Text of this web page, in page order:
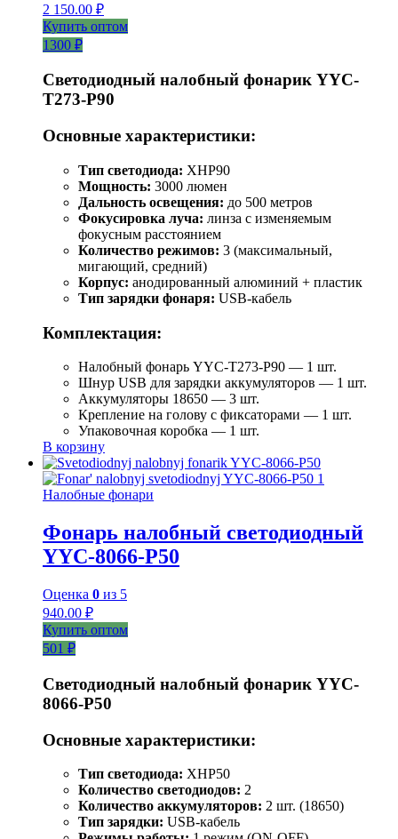
2 150.00 ₽
Купить оптом
1300 ₽
Светодиодный налобный фонарик YYC-
T273-P90
Основные характеристики:
Тип светодиода: XHP90
Мощность: 3000 люмен
Дальность освещения: до 500 метров
Фокусировка луча: линза с изменяемым
фокусным расстоянием
Количество режимов: 3 (максимальный,
мигающий, средний)
Корпус: анодированный алюминий + пластик
Тип зарядки фонаря: USB-кабель
Комплектация:
Налобный фонарь YYC-T273-P90 — 1 шт.
Шнур USB для зарядки аккумуляторов — 1 шт.
Аккумуляторы 18650 — 3 шт.
Крепление на голову с фиксаторами — 1 шт.
Упаковочная коробка — 1 шт.
В корзину
Налобные фонари
Фонарь налобный светодиодный
YYC-8066-P50
Оценка 0 из 5
940.00 ₽
Купить оптом
501 ₽
Светодиодный налобный фонарик YYC-
8066-P50
Основные характеристики:
Тип светодиода: XHP50
Количество светодиодов: 2
Количество аккумуляторов: 2 шт. (18650)
Тип зарядки: USB-кабель